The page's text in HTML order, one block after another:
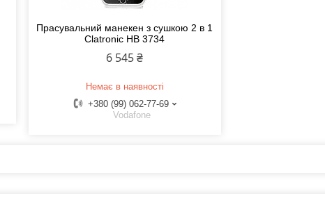
Прасувальний манекен з сушкою 2 в 1
Clatronic HB 3734
6 545 ₴
Немає в наявності
+380 (99) 062-77-69
Vodafone